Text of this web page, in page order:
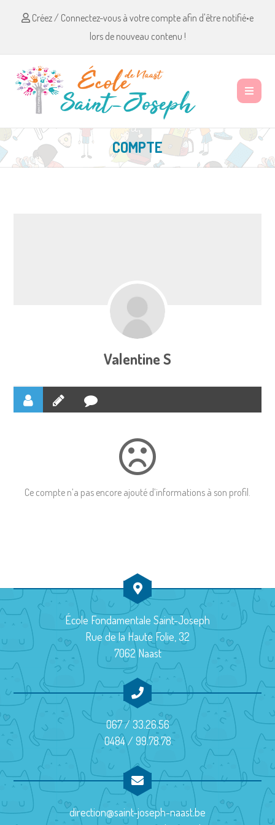
Créez / Connectez-vous à votre compte afin d'être notifié•e
lors de nouveau contenu !
COMPTE
Valentine S
Ce compte n’a pas encore ajouté d’informations à son profil.
École Fondamentale Saint-Joseph
Rue de la Haute Folie, 32
7062 Naast
067 / 33.26.56
0484 / 99.78.78
direction@saint-joseph-naast.be